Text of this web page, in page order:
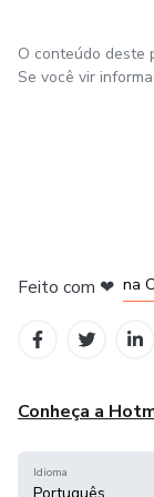
O conteúdo deste
Se você vir
Feito com ❤ na
Conheça a
Idioma